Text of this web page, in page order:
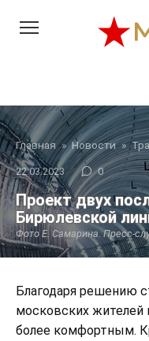
Главная » Новости »
22.03.2023 0
Проект двух
Бирюлевской
Фото Е. Самарина. Пресс-
Благодаря решению
московских жителей
более комфортным.